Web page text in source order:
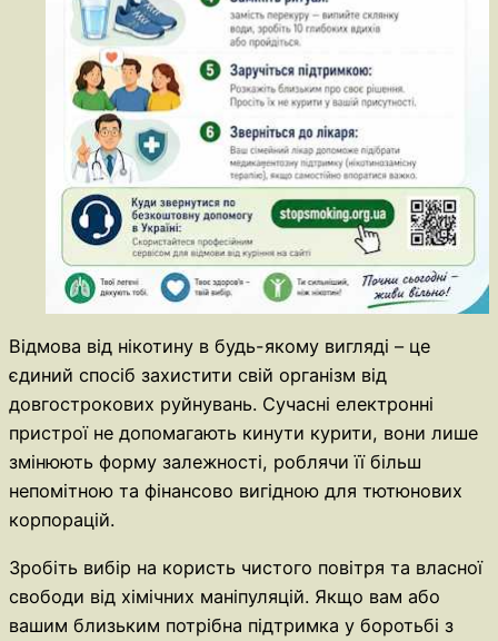
Відмова від нікотину в будь-якому вигляді – це
єдиний спосіб захистити свій організм від
довгострокових руйнувань. Сучасні електронні
пристрої не допомагають кинути курити, вони лише
змінюють форму залежності, роблячи її більш
непомітною та фінансово вигідною для тютюнових
корпорацій.
Зробіть вибір на користь чистого повітря та власної
свободи від хімічних маніпуляцій. Якщо вам або
вашим близьким потрібна підтримка у боротьбі з